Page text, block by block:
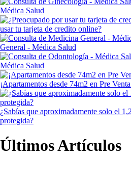
Médica Salud
usar tu tarjeta de credito online?
General - Médica Salud
Médica Salud
¡Apartamentos desde 74m2 en Pre
¿Sabías que aproximadamente solo el
protegida?
Últimos Artículos